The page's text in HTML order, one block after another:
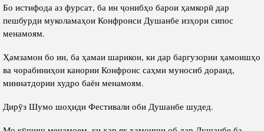
Бо истифода аз фурсат, ба ин ҷонибҳо барои ҳамкорӣ дар
пешбурди муколамаҳои Конфронси Душанбе изҳори сипос
менамоям.
Ҳамзамон бо ин, ба ҳамаи шарикон, ки дар баргузории ҳамоишҳо
ва чорабиниҳои канории Конфронс саҳми муносиб доранд,
миннатдории худро баён менамоям.
Дирӯз Шумо шоҳиди Фестивали оби Душанбе шудед.